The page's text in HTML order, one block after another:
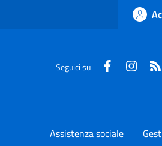
Seguici su Faceboook
Assistenza sociale